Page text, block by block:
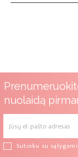
nuolaidą
Sutinku su